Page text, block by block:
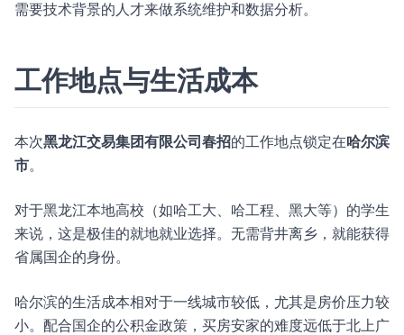
需要技术背景的人才来做系统维护和数据分析。
工作地点与生活成本
本次黑龙江交易集团有限公司春招的工作地点锁定在哈尔滨
市。
对于黑龙江本地高校（如哈工大、哈工程、黑大等）的学生
来说，这是极佳的就地就业选择。无需背井离乡，就能获得
省属国企的身份。
哈尔滨的生活成本相对于一线城市较低，尤其是房价压力较
小。配合国企的公积金政策，买房安家的难度远低于北上广